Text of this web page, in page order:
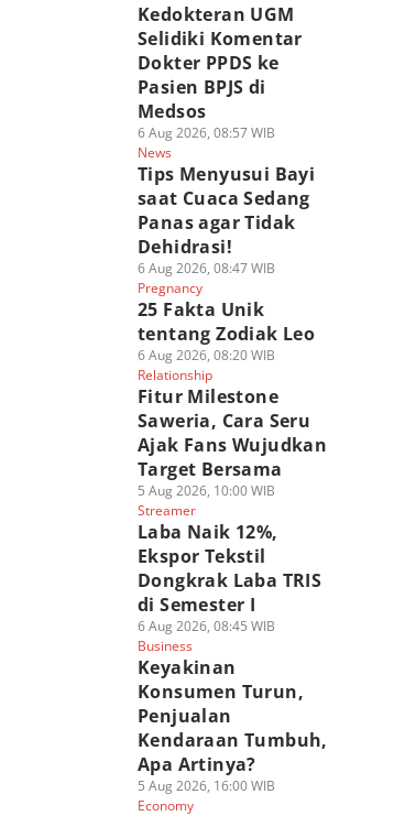
Kedokteran UGM
Selidiki Komentar
Dokter PPDS ke
Pasien BPJS di
Medsos
6 Aug 2026, 08:57 WIB
News
Tips Menyusui Bayi
saat Cuaca Sedang
Panas agar Tidak
Dehidrasi!
6 Aug 2026, 08:47 WIB
Pregnancy
25 Fakta Unik
tentang Zodiak Leo
6 Aug 2026, 08:20 WIB
Relationship
Fitur Milestone
Saweria, Cara Seru
Ajak Fans Wujudkan
Target Bersama
5 Aug 2026, 10:00 WIB
Streamer
Laba Naik 12%,
Ekspor Tekstil
Dongkrak Laba TRIS
di Semester I
6 Aug 2026, 08:45 WIB
Business
Keyakinan
Konsumen Turun,
Penjualan
Kendaraan Tumbuh,
Apa Artinya?
5 Aug 2026, 16:00 WIB
Economy